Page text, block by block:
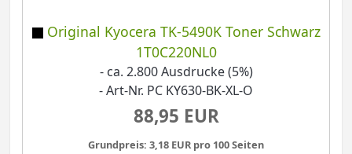
Original Kyocera TK-5490K Toner Schwarz
1T0C220NL0
- ca. 2.800 Ausdrucke (5%)
- Art-Nr. PC KY630-BK-XL-O
88,95 EUR
Grundpreis: 3,18 EUR pro 100 Seiten